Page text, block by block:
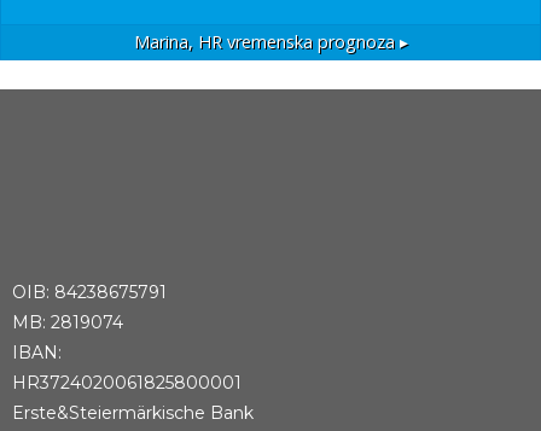
Marina, HRvremenska prognoza ▸
OIB: 84238675791
MB: 2819074
IBAN:
HR3724020061825800001
Erste&Steiermärkische Bank